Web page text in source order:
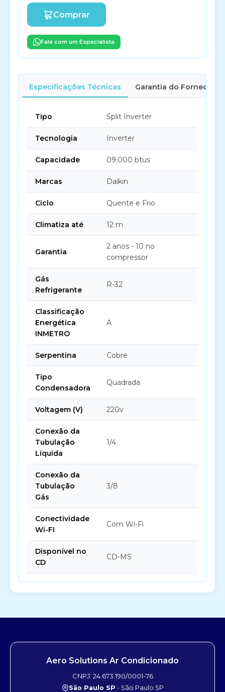
Comprar
Fale com um Especialista
Especificações Técnicas Garantia do Fornecedor
Tipo Split Inverter
Tecnologia Inverter
Capacidade 09.000 btus
Marcas Daikin
Ciclo Quente e Frio
Climatiza até 12 m
Garantia
2 anos - 10 no
compressor
Gás
Refrigerante
R-32
Classificação
Energética
INMETRO
A
Serpentina Cobre
Tipo
Condensadora
Quadrada
Voltagem (V) 220v
Conexão da
Tubulação
Líquida
1/4
Conexão da
Tubulação
Gás
3/8
Conectividade
Wi-FI
Com Wi-Fi
Disponível no
CD
CD-MS
Aero Solutions Ar Condicionado
CNPJ: 24.673.190/0001-76
São Paulo SP - São Paulo SP